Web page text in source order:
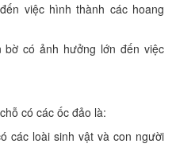
việc hình thành các hoang
có ảnh hưởng lớn đến việc
có các ốc đảo là:
các loài sinh vật và con người